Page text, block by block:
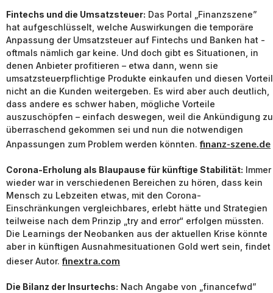
Fintechs und die Umsatzsteuer: Das Portal „Finanzszene”
hat aufgeschlüsselt, welche Auswirkungen die temporäre
Anpassung der Umsatzsteuer auf Fintechs und Banken hat -
oftmals nämlich gar keine. Und doch gibt es Situationen, in
denen Anbieter profitieren – etwa dann, wenn sie
umsatzsteuerpflichtige Produkte einkaufen und diesen Vorteil
nicht an die Kunden weitergeben. Es wird aber auch deutlich,
dass andere es schwer haben, mögliche Vorteile
auszuschöpfen – einfach deswegen, weil die Ankündigung zu
überraschend gekommen sei und nun die notwendigen
Anpassungen zum Problem werden könnten.finanz-szene.de
Corona-Erholung als Blaupause für künftige Stabilität: Immer
wieder war in verschiedenen Bereichen zu hören, dass kein
Mensch zu Lebzeiten etwas, mit den Corona-
Einschränkungen vergleichbares, erlebt hätte und Strategien
teilweise nach dem Prinzip „try and error“ erfolgen müssten.
Die Learnings der Neobanken aus der aktuellen Krise könnte
aber in künftigen Ausnahmesituationen Gold wert sein, findet
dieser Autor.finextra.com
Die Bilanz der Insurtechs: Nach Angabe von „financefwd”